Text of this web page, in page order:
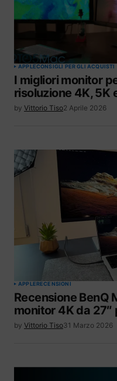
APPLECONSIGLI PER GLI ACQUISTI
I migliori monitor
risoluzione 4K, 5K
by Vittorio Tiso2 Aprile 2026
APPLERECENSIONI
Recensione BenQ
monitor 4K da 27″
by Vittorio Tiso31 Marzo 2026